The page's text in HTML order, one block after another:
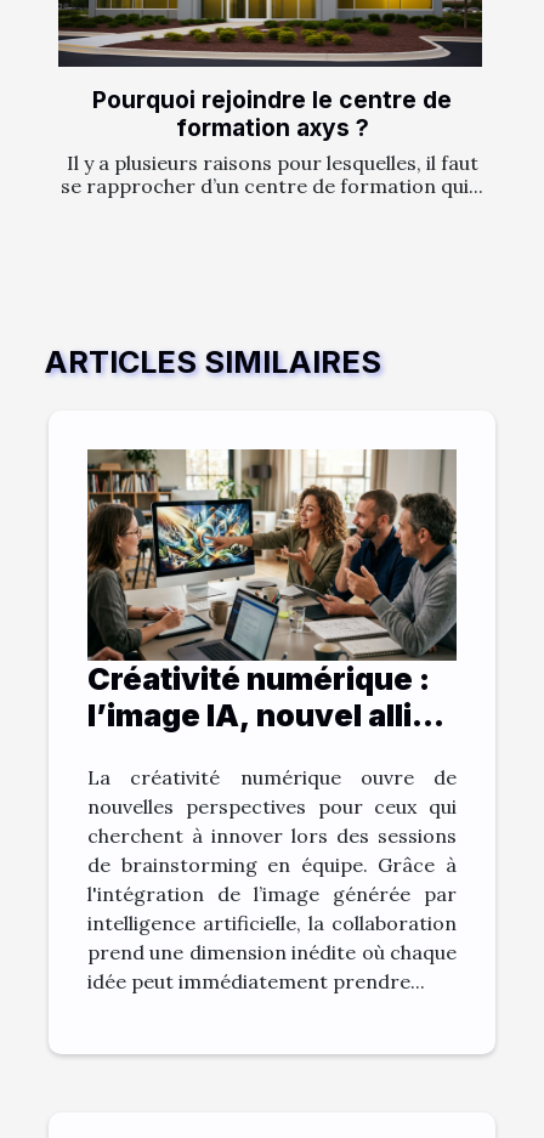
Pourquoi rejoindre le centre de
formation axys ?
Il y a plusieurs raisons pour lesquelles, il faut
se rapprocher d’un centre de formation qui...
ARTICLES SIMILAIRES
Créativité numérique :
l’image IA, nouvel allié
collaboratif
La créativité numérique ouvre de
nouvelles perspectives pour ceux qui
cherchent à innover lors des sessions
de brainstorming en équipe. Grâce à
l'intégration de l’image générée par
intelligence artificielle, la collaboration
prend une dimension inédite où chaque
idée peut immédiatement prendre...